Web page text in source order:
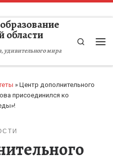
области
удивительного мира
Search
» Центр дополнительного
присоединился ко